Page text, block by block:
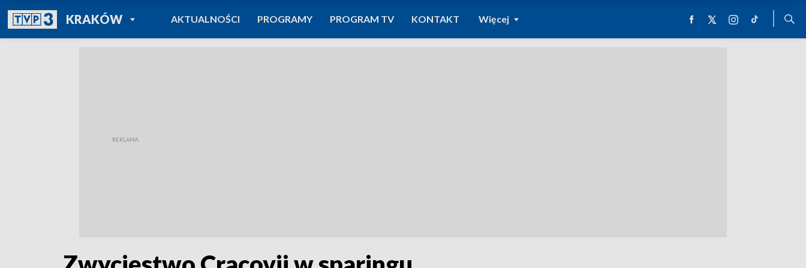
KRAKÓWPOWRÓT DO
TVP REGIONY
AKTUALNOŚCI PROGRAMY PROGRAM TV KONTAKT Więcej